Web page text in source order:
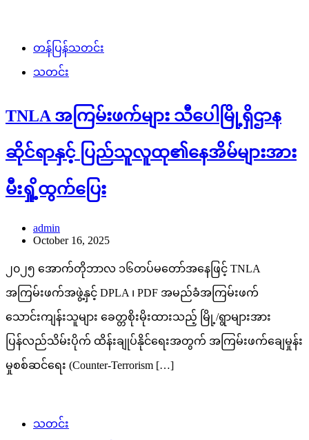
တန်ပြန်သတင်း
သတင်း
TNLA အကြမ်းဖက်များ သီပေါမြို့ရှိဌာန
ဆိုင်ရာနှင့် ပြည်သူလူထု၏နေအိမ်များအား
မီးရှို့ထွက်ပြေး
admin
October 16, 2025
၂၀၂၅ အောက်တိုဘာလ ၁၆တပ်မတော်အနေဖြင့် TNLA
အကြမ်းဖက်အဖွဲ့နှင့် DPLA ၊ PDF အမည်ခံအကြမ်းဖက်
သောင်းကျန်းသူများ ခေတ္တစိုးမိုးထားသည့် မြို့/ရွာများအား
ပြန်လည်သိမ်းပိုက် ထိန်းချုပ်နိုင်ရေးအတွက် အကြမ်းဖက်ချေမှုန်း
မှုစစ်ဆင်ရေး (Counter-Terrorism […]
သတင်း